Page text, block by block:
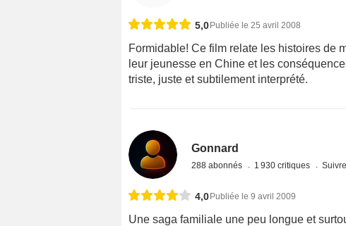
5,0Publiée le 25 avril 2008
Formidable! Ce film relate les histoires de
leur jeunesse en Chine et les
triste, juste et subtilement interprété.
Gonnard
288 abonnés 1 930 critiques
4,0Publiée le 9 avril 2009
Une saga familiale une peu longue et